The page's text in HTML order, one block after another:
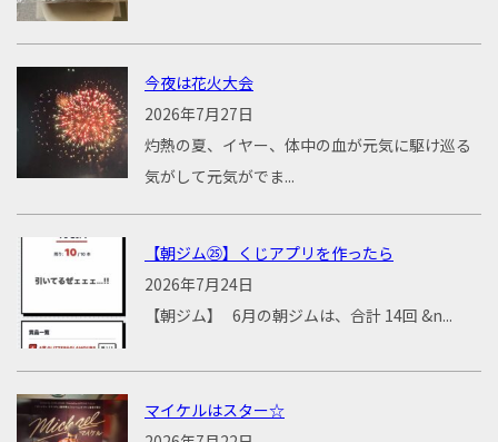
今夜は花火大会
2026年7月27日
灼熱の夏、イヤー、体中の血が元気に駆け巡る
気がして元気がでま...
【朝ジム㉕】くじアプリを作ったら
2026年7月24日
【朝ジム】 6月の朝ジムは、合計 14回 &n...
マイケルはスター☆